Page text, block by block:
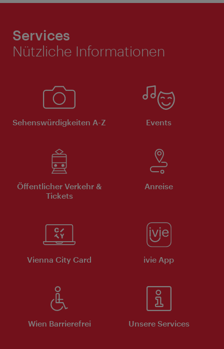
Services
Nützliche Informationen
Sehenswürdigkeiten A-Z Events
Öffentlicher Verkehr &
Tickets
Anreise
Vienna City Card ivie App
Wien Barrierefrei Unsere Services